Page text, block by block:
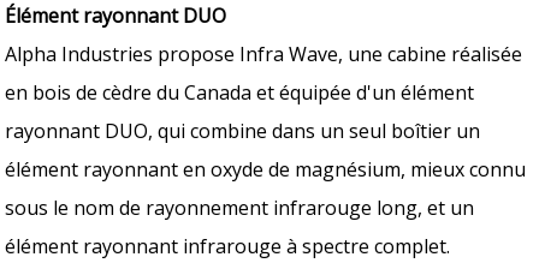
Élément rayonnant DUO
Alpha Industries propose Infra Wave, une cabine réalisée
en bois de cèdre du Canada et équipée d'un élément
rayonnant DUO, qui combine dans un seul boîtier un
élément rayonnant en oxyde de magnésium, mieux connu
sous le nom de rayonnement infrarouge long, et un
élément rayonnant infrarouge à spectre complet.